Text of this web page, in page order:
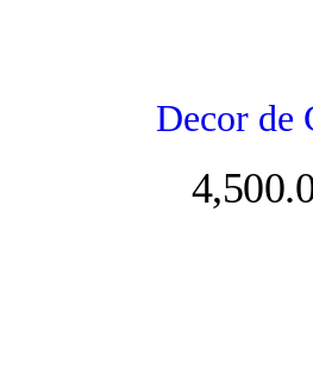
Decor de